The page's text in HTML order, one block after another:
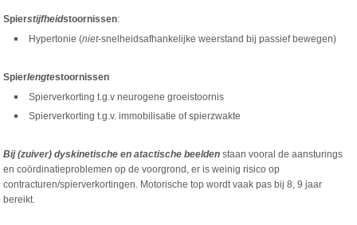
Spierstijfheidstoornissen:
Hypertonie (niet-snelheidsafhankelijke weerstand bij passief bewegen)
Spierlengtestoornissen
Spierverkorting t.g.v neurogene groeistoornis
Spierverkorting t.g.v. immobilisatie of spierzwakte
Bij (zuiver) dyskinetische en atactische beelden staan vooral de aansturings
en coördinatieproblemen op de voorgrond, er is weinig risico op
contracturen/spierverkortingen. Motorische top wordt vaak pas bij 8, 9 jaar
bereikt.